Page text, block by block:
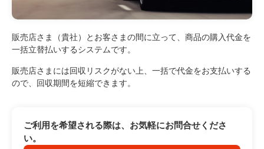
販売店さま（貴社）とお客さまの間に立って、商品の購入代金を
一括立替払いするシステムです。
販売店さまには回収リスクがない上、一括で代金をお支払いする
ので、回収期間を短縮できます。
ご利用を希望される際は、お気軽にお問合せくださ
い。